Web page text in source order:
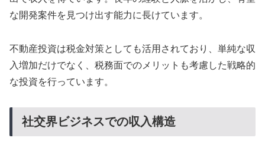
な開発案件を見つけ出す能力に長けています。
不動産投資は税金対策としても活用されており、単純な収
入増加だけでなく、税務面でのメリットも考慮した戦略的
な投資を行っています。
社交界ビジネスでの収入構造